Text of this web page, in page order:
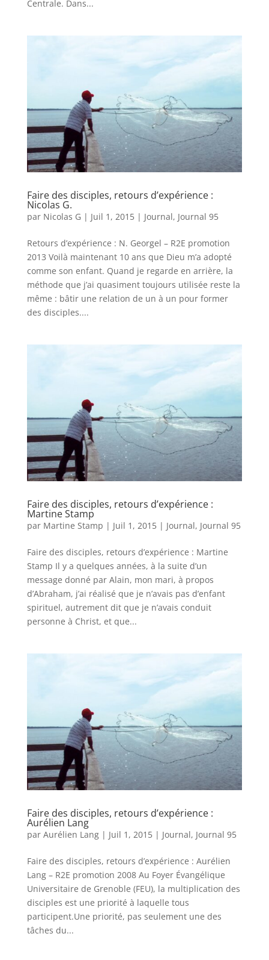
Centrale. Dans...
Faire des disciples, retours d’expérience :
Nicolas G.
par Nicolas G | Juil 1, 2015| Journal, Journal 95
Retours d’expérience : N. Georgel – R2E promotion
2013 Voilà maintenant 10 ans que Dieu m’a adopté
comme son enfant. Quand je regarde en arrière, la
méthode que j’ai quasiment toujours utilisée reste la
même : bâtir une relation de un à un pour former
des disciples....
Faire des disciples, retours d’expérience :
Martine Stamp
par Martine Stamp | Juil 1, 2015| Journal, Journal 95
Faire des disciples, retours d’expérience : Martine
Stamp Il y a quelques années, à la suite d’un
message donné par Alain, mon mari, à propos
d’Abraham, j’ai réalisé que je n’avais pas d’enfant
spirituel, autrement dit que je n’avais conduit
personne à Christ, et que...
Faire des disciples, retours d’expérience :
Aurélien Lang
par Aurélien Lang| Juil 1, 2015| Journal, Journal 95
Faire des disciples, retours d’expérience : Aurélien
Lang – R2E promotion 2008 Au Foyer Évangélique
Universitaire de Grenoble (FEU), la multiplication des
disciples est une priorité à laquelle tous
participent.Une priorité, pas seulement une des
tâches du...